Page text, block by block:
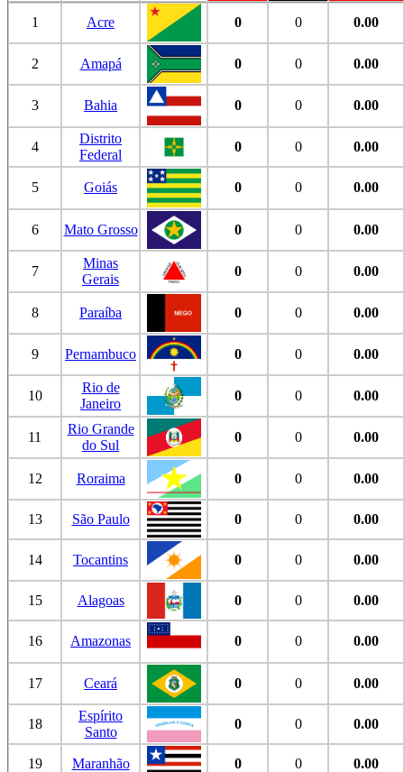
1 Acre 0 0 0.00
2 Amapá 0 0 0.00
3 Bahia 0 0 0.00
4
Distrito
Federal
0 0 0.00
5 Goiás 0 0 0.00
6 Mato Grosso 0 0 0.00
7
Minas
Gerais
0 0 0.00
8 Paraíba 0 0 0.00
9 Pernambuco 0 0 0.00
10
Rio de
Janeiro
0 0 0.00
11
Rio Grande
do Sul
0 0 0.00
12 Roraima 0 0 0.00
13 São Paulo 0 0 0.00
14 Tocantins 0 0 0.00
15 Alagoas 0 0 0.00
16 Amazonas 0 0 0.00
17 Ceará 0 0 0.00
18
Espírito
Santo
0 0 0.00
19 Maranhão 0 0 0.00